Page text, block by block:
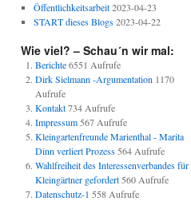
Öffentlichkeitsarbeit 2023-04-23
START dieses Blogs 2023-04-22
Wie viel? – Schau´n wir mal:
Berichte6551 Aufrufe
Dirk Sielmann -Argumentation 1170
Aufrufe
Kontakt734 Aufrufe
Impressum 567 Aufrufe
Kleingartenfreunde Marienthal - Marita
Dinn verliert Prozess 564 Aufrufe
Wahlfreiheit des Interessenverbandes für
Kleingärtner gefordert 560 Aufrufe
Datenschutz-1 558 Aufrufe